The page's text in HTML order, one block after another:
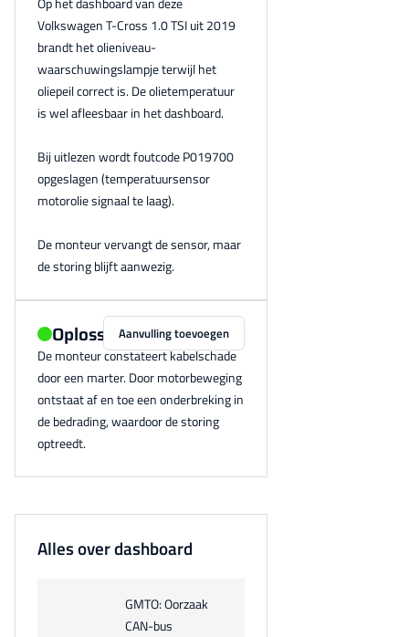
Volkswagen T-Cross 1.0 TSI uit 2019
brandt het olieniveau-
waarschuwingslampje terwijl het
oliepeil correct is. De olietemperatuur
is wel afleesbaar in het dashboard.
Bij uitlezen wordt foutcode P019700
opgeslagen (temperatuursensor
motorolie signaal te laag).
De monteur vervangt de sensor, maar
de storing blijft aanwezig.
Aanvulling toevoegen
Oplossing
De monteur constateert kabelschade
door een marter. Door motorbeweging
ontstaat af en toe een onderbreking in
de bedrading, waardoor de storing
optreedt.
Alles over dashboard
GMTO: Oorzaak
CAN-bus